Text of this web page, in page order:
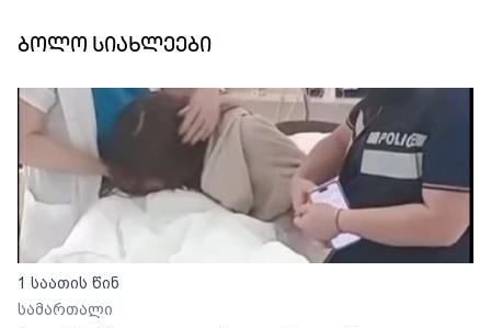
ბოლო სიახლეები
1 საათის წინ
სამართალი